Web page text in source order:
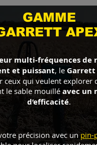
GAMME
multi-fréquences de
et puissant, le Garrett
ceux qui veulent explorer
le sable mouillé avec un
d’efficacité.
précision avec unpin-